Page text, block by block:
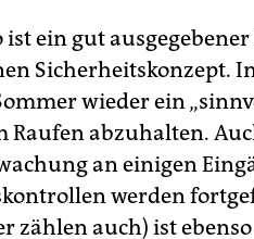
ist ein gut
Sicherheitskonzept.
wieder ein
Raufen abzuhalten.
an einigen
werden
zählen auch) ist